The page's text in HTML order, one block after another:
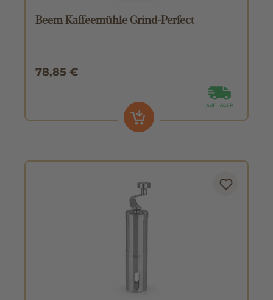
Beem Kaffeemühle Grind-Perfect
78,85 €